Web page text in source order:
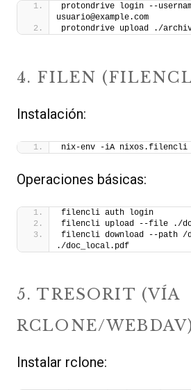
protondrive login --
usuario@example.com
protondrive upload ./
4. FILEN
Instalación:
nix-env -iA nixos.filencli
Operaciones básicas:
filencli auth login
filencli upload --file ./
filencli download --path /
./doc_local.pdf
5. TRESORIT (VÍA
RCLONE/
Instalar rclone: